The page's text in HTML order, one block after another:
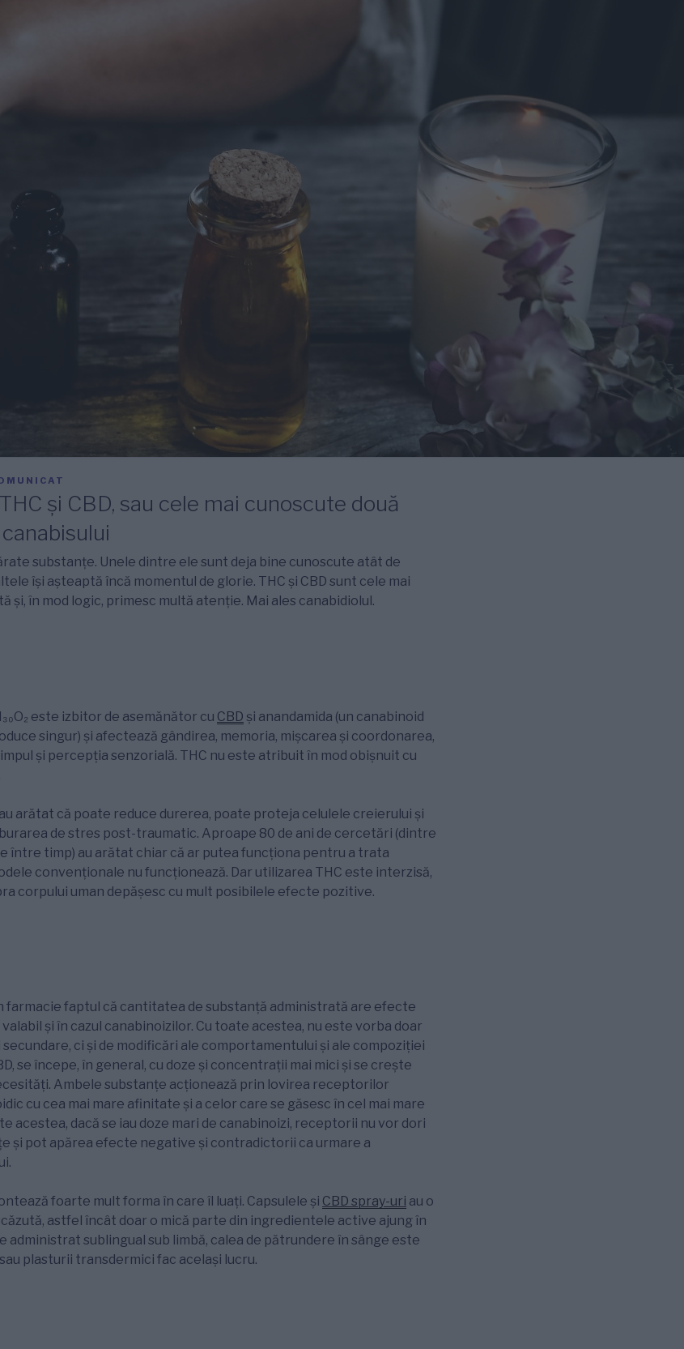
și CBD, sau cele mai cunoscute două
substanțe. Unele dintre ele sunt deja bine cunoscute atât de
își așteaptă încă momentul de glorie. THC și CBD sunt cele mai
și, în mod logic, primesc multă atenție. Mai ales canabidiolul.
este izbitor de asemănător cu CBD și anandamida (un canabinoid
singur) și afectează gândirea, memoria, mișcarea și coordonarea,
și percepția senzorială. THC nu este atribuit în mod obișnuit cu
arătat că poate reduce durerea, poate proteja celulele creierului și
de stres post-traumatic. Aproape 80 de ani de cercetări (dintre
între timp) au arătat chiar că ar putea funcționa pentru a trata
convenționale nu funcționează. Dar utilizarea THC este interzisă,
corpului uman depășesc cu mult posibilele efecte pozitive.
farmacie faptul că cantitatea de substanță administrată are efecte
și în cazul canabinoizilor. Cu toate acestea, nu este vorba doar
ci și de modificări ale comportamentului și ale compoziției
se începe, în general, cu doze și concentrații mai mici și se crește
Ambele substanțe acționează prin lovirea receptorilor
cu cea mai mare afinitate și a celor care se găsesc în cel mai mare
acestea, dacă se iau doze mari de canabinoizi, receptorii nu vor dori
și pot apărea efecte negative și contradictorii ca urmare a
foarte mult forma în care îl luați. Capsulele și CBD spray-uri au o
astfel încât doar o mică parte din ingredientele active ajung în
administrat sublingual sub limbă, calea de pătrundere în sânge este
plasturii transdermici fac același lucru.